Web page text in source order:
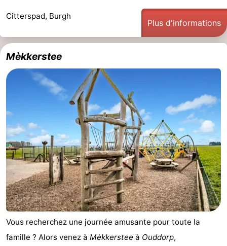
Citterspad, Burgh
Plus d'informations
Mèkkerstee
Vous recherchez une journée amusante pour toute la
famille ? Alors venez à Mèkkerstee à Ouddorp,